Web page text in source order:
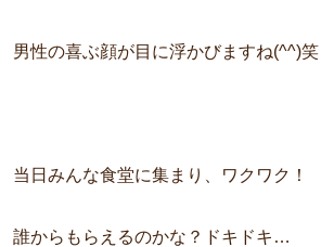
男性の喜ぶ顔が目に浮かびますね(^^)笑
当日みんな食堂に集まり、ワクワク！
誰からもらえるのかな？ドキドキ…